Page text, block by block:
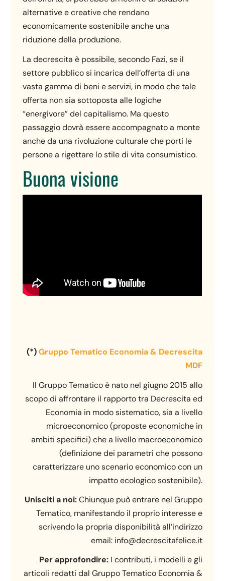
alternative e creative che rendano
economicamente sostenibile anche una
riduzione della produzione.
La decrescita è possibile, secondo Fazi, se il
settore pubblico si incarica dell’offerta di una
vasta gamma di beni e servizi, in modo che tale
offerta non sia sottoposta alle logiche
“energivore” del capitalismo. Ma questo
passaggio dovrà essere accompagnato a monte
anche da una rivoluzione culturale che porti le
persone a rigettare lo stile di vita consumistico.
Buona visione
(*)Gruppo Tematico Economia & Decrescita
MDF
Il Gruppo Tematico è nato nel giugno 2015 allo
scopo di affrontare il rapporto tra Decrescita ed
Economia in modo sistematico, sia a livello
microeconomico (proposte economiche in
ambiti specifici) che a livello macroeconomico
(definizione dei parametri che possono
caratterizzare uno scenario economico con un
impatto ecologico sostenibile).
Unisciti a noi:Chiunque può entrare nel Gruppo
Tematico, manifestando il proprio interesse e
scrivendo la propria disponibilità all’indirizzo
email: info@decrescitafelice.it
Per approfondire: I contributi, i modelli e gli
articoli redatti dal Gruppo Tematico Economia &